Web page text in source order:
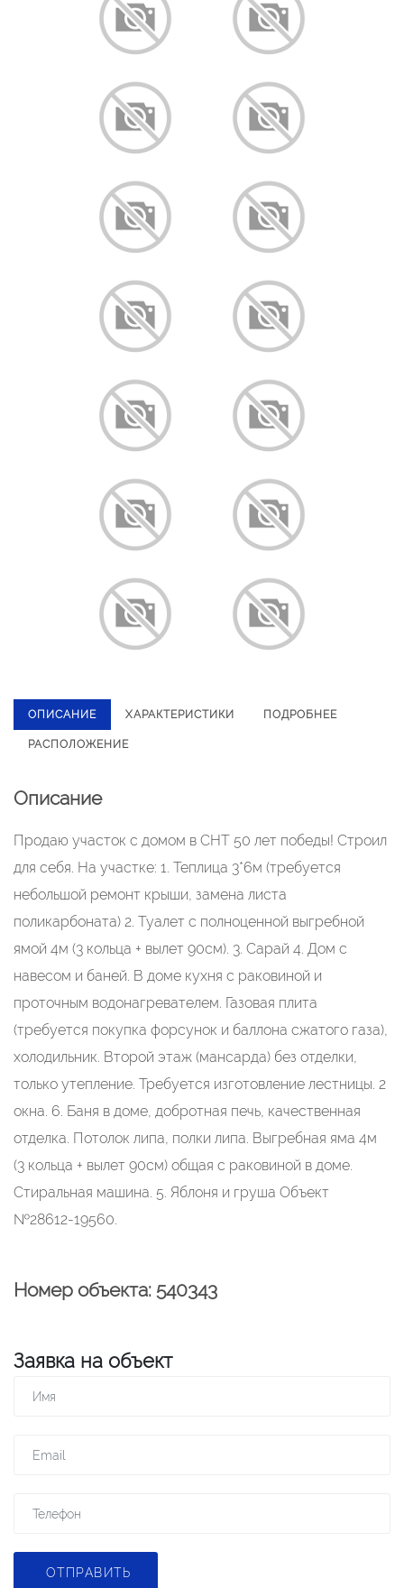
ОПИСАНИЕ ХАРАКТЕРИСТИКИ ПОДРОБНЕЕ
РАСПОЛОЖЕНИЕ
Описание
Продаю участок с домом в СНТ 50 лет победы! Строил
для себя. На участке: 1. Теплица 3*6м (требуется
небольшой ремонт крыши, замена листа
поликарбоната) 2. Туалет с полноценной выгребной
ямой 4м (3 кольца + вылет 90см). 3. Сарай 4. Дом с
навесом и баней. В доме кухня с раковиной и
проточным водонагревателем. Газовая плита
(требуется покупка форсунок и баллона сжатого газа),
холодильник. Второй этаж (мансарда) без отделки,
только утепление. Требуется изготовление лестницы. 2
окна. 6. Баня в доме, добротная печь, качественная
отделка. Потолок липа, полки липа. Выгребная яма 4м
(3 кольца + вылет 90см) общая с раковиной в доме.
Стиральная машина. 5. Яблоня и груша Объект
№28612-19560.
Номер объекта: 540343
Заявка на объект
ОТПРАВИТЬ